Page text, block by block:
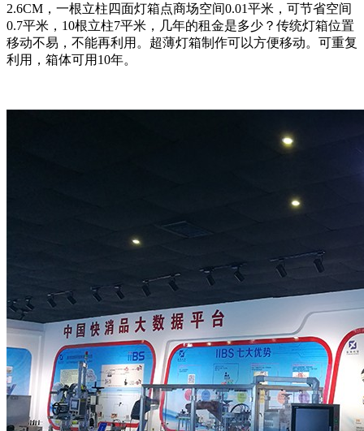
2.6CM，一根立柱四面灯箱点商场空间0.01平米，可节省空间
0.7平米，10根立柱7平米，几年的租金是多少？传统灯箱位置
移动不易，不能再利用。超薄灯箱制作可以方便移动。可重复
利用，箱体可用10年。